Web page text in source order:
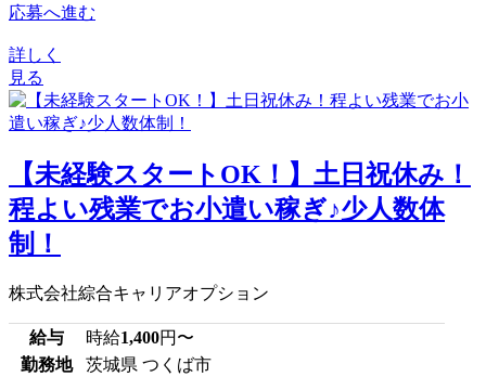
応募へ進む
詳しく
見る
【未経験スタートOK！】土日祝休み！
程よい残業でお小遣い稼ぎ♪少人数体
制！
株式会社綜合キャリアオプション
給与 時給1,400円〜
勤務地
茨城県 つくば市